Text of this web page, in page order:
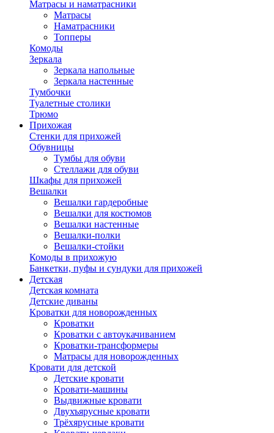
Матрасы и наматрасники
Матрасы
Наматрасники
Топперы
Комоды
Зеркала
Зеркала напольные
Зеркала настенные
Тумбочки
Туалетные столики
Трюмо
Прихожая
Стенки для прихожей
Обувницы
Тумбы для обуви
Стеллажи для обуви
Шкафы для прихожей
Вешалки
Вешалки гардеробные
Вешалки для костюмов
Вешалки настенные
Вешалки-полки
Вешалки-стойки
Комоды в прихожую
Банкетки, пуфы и сундуки для прихожей
Детская
Детская комната
Детские диваны
Кроватки для новорожденных
Кроватки
Кроватки с автоукачиванием
Кроватки-трансформеры
Матрасы для новорожденных
Кровати для детской
Детские кровати
Кровати-машины
Выдвижные кровати
Двухъярусные кровати
Трёхярусные кровати